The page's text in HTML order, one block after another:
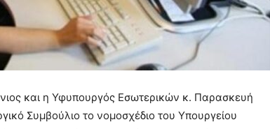
και η Υφυπουργός Εσωτερικών κ. Παρασκευή
Συμβούλιο το νομοσχέδιο του Υπουργείου